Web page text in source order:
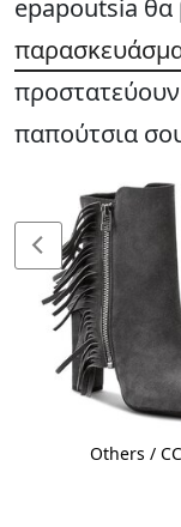
epapoutsia θα
παπούτσια
Others /